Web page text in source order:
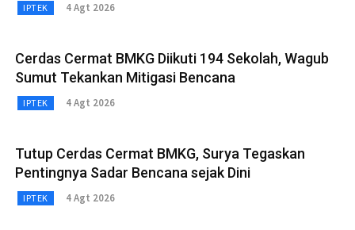
IPTEK 4 Agt 2026
Cerdas Cermat BMKG Diikuti 194 Sekolah, Wagub
Sumut Tekankan Mitigasi Bencana
IPTEK 4 Agt 2026
Tutup Cerdas Cermat BMKG, Surya Tegaskan
Pentingnya Sadar Bencana sejak Dini
IPTEK 4 Agt 2026